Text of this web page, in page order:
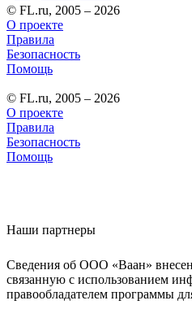
© FL.ru, 2005 – 2026
О проекте
Правила
Безопасность
Помощь
© FL.ru, 2005 – 2026
О проекте
Правила
Безопасность
Помощь
Наши партнеры
Сведения об ООО «Ваан»
связанную с использованием
правообладателем программы